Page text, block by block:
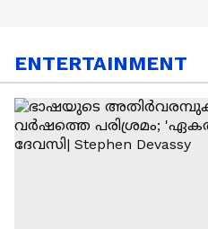
ENTERTAINMENT